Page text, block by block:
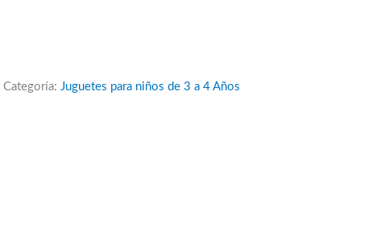
Categoría: Juguetes para niños de 3 a 4 Años